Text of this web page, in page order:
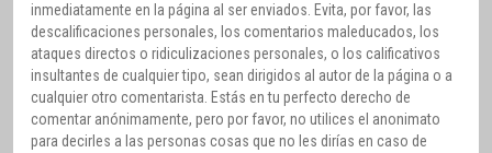
inmediatamente en la página al ser enviados. Evita, por favor, las
descalificaciones personales, los comentarios maleducados, los
ataques directos o ridiculizaciones personales, o los calificativos
insultantes de cualquier tipo, sean dirigidos al autor de la página o a
cualquier otro comentarista. Estás en tu perfecto derecho de
comentar anónimamente, pero por favor, no utilices el anonimato
para decirles a las personas cosas que no les dirías en caso de